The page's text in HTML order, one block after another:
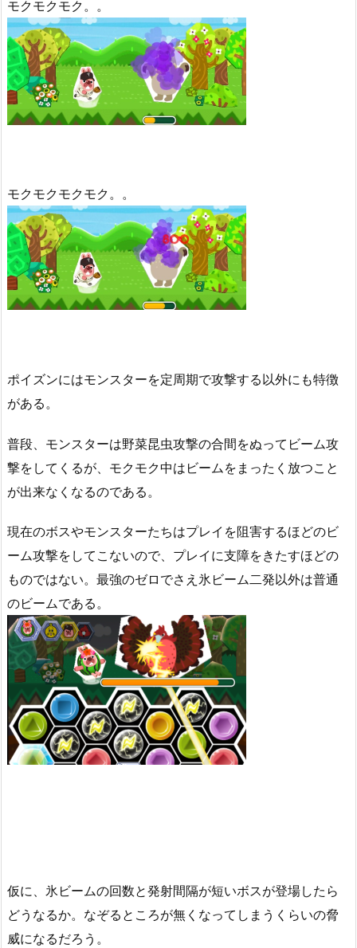
モクモクモク。。
モクモクモクモク。。
ポイズンにはモンスターを定周期で攻撃する以外にも特徴
がある。
普段、モンスターは野菜昆虫攻撃の合間をぬってビーム攻
撃をしてくるが、モクモク中はビームをまったく放つこと
が出来なくなるのである。
現在のボスやモンスターたちはプレイを阻害するほどのビ
ーム攻撃をしてこないので、プレイに支障をきたすほどの
ものではない。最強のゼロでさえ氷ビーム二発以外は普通
のビームである。
仮に、氷ビームの回数と発射間隔が短いボスが登場したら
どうなるか。なぞるところが無くなってしまうくらいの脅
威になるだろう。